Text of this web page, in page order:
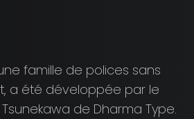
famille de polices sans
a été développée par le
de Dharma Type.